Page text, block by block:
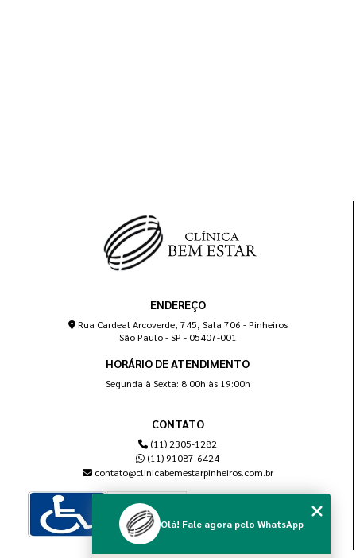
ENDEREÇO
Rua Cardeal Arcoverde, 745, Sala 706 - Pinheiros
São Paulo - SP - 05407-001
HORÁRIO DE ATENDIMENTO
Segunda à Sexta: 8:00h às 19:00h
CONTATO
(11) 2305-1282
(11) 91087-6424
contato@clinicabemestarpinheiros.com.br
Olá! Fale agora pelo WhatsApp